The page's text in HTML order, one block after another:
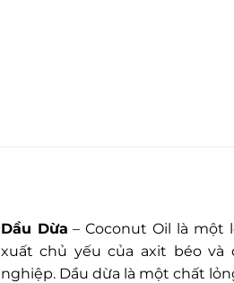
Dầu Dừa – Coconut Oil là một
xuất chủ yếu của axit béo
nghiệp. Dầu dừa là một chất